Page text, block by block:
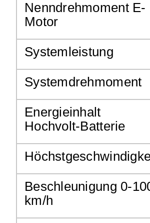
Nenndrehmoment E-
Motor
Systemleistung
Systemdrehmoment
Energieinhalt
Hochvolt-Batterie
Beschleunigung 0-
km/h